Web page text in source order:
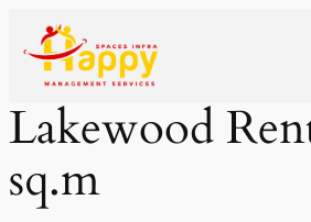
Lakewood
sq.m